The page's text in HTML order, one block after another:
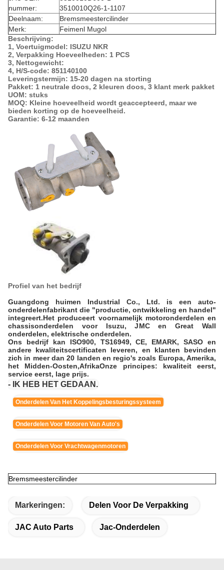
nummer:
3510010Q26-1-1107
Deelnaam:
Bremsmeestercilinder
Merk:
Feimenl Mugol
Beschrijving:
1, Voertuigmodel: ISUZU NKR
2, Verpakking Hoeveelheden: 1 PCS
3, Nettogewicht:
4, H/S-code: 851140100
Leveringstermijn: 15-20 dagen na storting
Pakket: 1 neutrale doos, 2 kleuren doos, 3 klant merk pakket
UOM: stuks
MOQ: Kleine hoeveelheid wordt geaccepteerd, maar we
bieden korting op de hoeveelheid.
Garantie: 6-12 maanden
Profiel van het bedrijf
Guangdong huimen Industrial Co., Ltd. is een auto-
onderdelenfabrikant die "productie, ontwikkeling en handel"
integreert.Het produceert voornamelijk motoronderdelen en
chassisonderdelen voor Isuzu, JMC en Great Wall
onderdelen, elektrische onderdelen.
Ons bedrijf kan ISO900, TS16949, CE, EMARK, SASO en
andere kwaliteitscertificaten leveren, en klanten bevinden
zich in meer dan 20 landen en regio's zoals Europa, Amerika,
het Midden-Oosten,AfrikaOnze principes: kwaliteit eerst,
service eerst, lage prijs.
- IK HEB HET GEDAAN.
Onderdelen Van Het Koppelingsbesturingssysteem
Onderdelen Voor Motoren Van Auto's
Onderdelen Voor Vrachtwagenmotoren
Bremsmeestercilinder
Markeringen: Delen Voor De Verpakking
JAC Auto Parts Jac-Onderdelen